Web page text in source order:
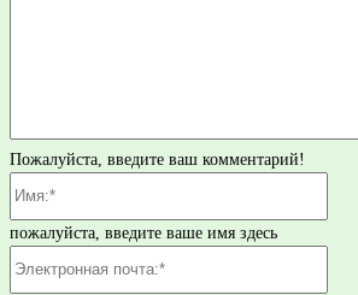
Пожалуйста, введите ваш комментарий!
пожалуйста, введите ваше имя здесь